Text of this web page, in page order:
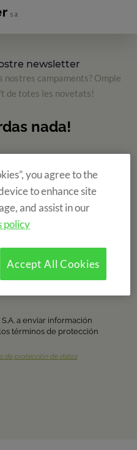
newsletter
campaments? Omple
de totes les novetats!
you agree to the
to enhance site
and assist in our
policy
Accept All Cookies